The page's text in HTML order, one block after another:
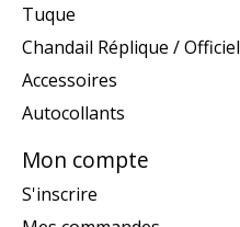
Tuque
Chandail Réplique / Officiel
Accessoires
Autocollants
Mon compte
S'inscrire